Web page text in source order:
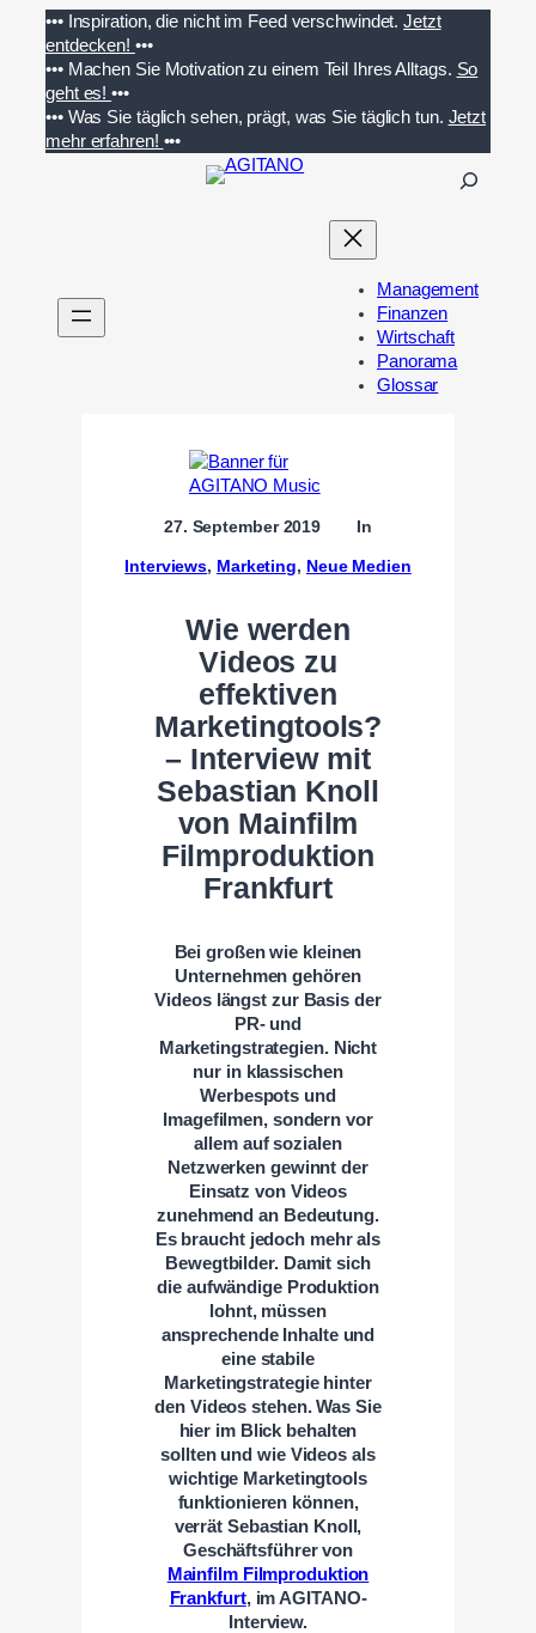
Inhalt
springen
••• Inspiration, die nicht im Feed verschwindet. Jetzt
entdecken! •••
••• Machen Sie Motivation zu einem Teil Ihres Alltags. So
geht es!•••
••• Was Sie täglich sehen, prägt, was Sie täglich tun. Jetzt
mehr erfahren! •••
n
Management
Finanzen
Wirtschaft
Panorama
Glossar
27. September 2019 In
Interviews, Marketing, Neue Medien
Wie werden
Videos zu
effektiven
Marketingtools?
– Interview mit
Sebastian Knoll
von Mainfilm
Filmproduktion
Frankfurt
Bei großen wie kleinen
Unternehmen gehören
Videos längst zur Basis der
PR- und
Marketingstrategien. Nicht
nur in klassischen
Werbespots und
Imagefilmen, sondern vor
allem auf sozialen
Netzwerken gewinnt der
Einsatz von Videos
zunehmend an Bedeutung.
Es braucht jedoch mehr als
Bewegtbilder. Damit sich
die aufwändige Produktion
lohnt, müssen
ansprechende Inhalte und
eine stabile
Marketingstrategie hinter
den Videos stehen. Was Sie
hier im Blick behalten
sollten und wie Videos als
wichtige Marketingtools
funktionieren können,
verrät Sebastian Knoll,
Geschäftsführer von
Mainfilm Filmproduktion
Frankfurt, im AGITANO-
Interview.